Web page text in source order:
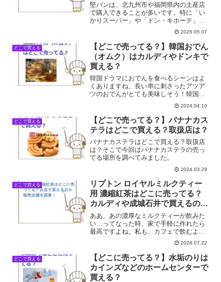
堅パンは、北九州市や福岡県内の土産店
で購入できることが多いです。特に「い
かりスーパー」や「ドン・キホーテ」で
も買えることがあります。堅パンは鉄の
ように堅いものが特徴で、長期保存が可
能な品質です。低水分で作られているた
め、賞味期限は約1年半と...
2026.05.07
どこで買える
【どこで売ってる？】韓国おでん
（オムク）はカルディやドンキで
買える？
韓国ドラマにおでんを食べるシーンはよ
くありますね、長い串に刺さったアツア
ツのおでんがとても美味しそう！韓国お
でん（オムク）はどこで売ってる？カル
ディやドンキで買える？そこで今回はの
売ってる場所を調べてみました。
2024.04.10
どこで買える
【どこで売ってる？】バナナカス
テラはどこで買える？取扱店は？
バナナカステラはどこで買える？取扱店
は？そこで今回はバナナカステラの売っ
てる場所を調べてみました。
2024.03.29
どこで買える
リプトン ロイヤルミルクティー
用 濃縮紅茶はどこに売ってる？
カルディや成城石井で買えるのか
販売店舗を調査！
ああ、あの濃厚なミルクティーが飲みた
い…ってなった時、家で手軽に作れたら
最高ですよね。私も、カフェで飲むよう
な本格的な味が家で楽しめたらいいなと
思って、リプトン ロイヤルミルクティー
用 濃縮紅茶が気になっていました。で
も、いざ買おうと思って...
2026.07.22
どこで買える
【どこに売ってる？】水垢のりは
カインズなどのホームセンターで
買える？